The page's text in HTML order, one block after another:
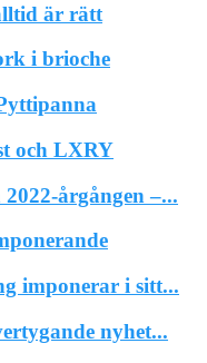
är rätt
i brioche
och LXRY
årgången –...
imponerar i sitt...
nyhet...